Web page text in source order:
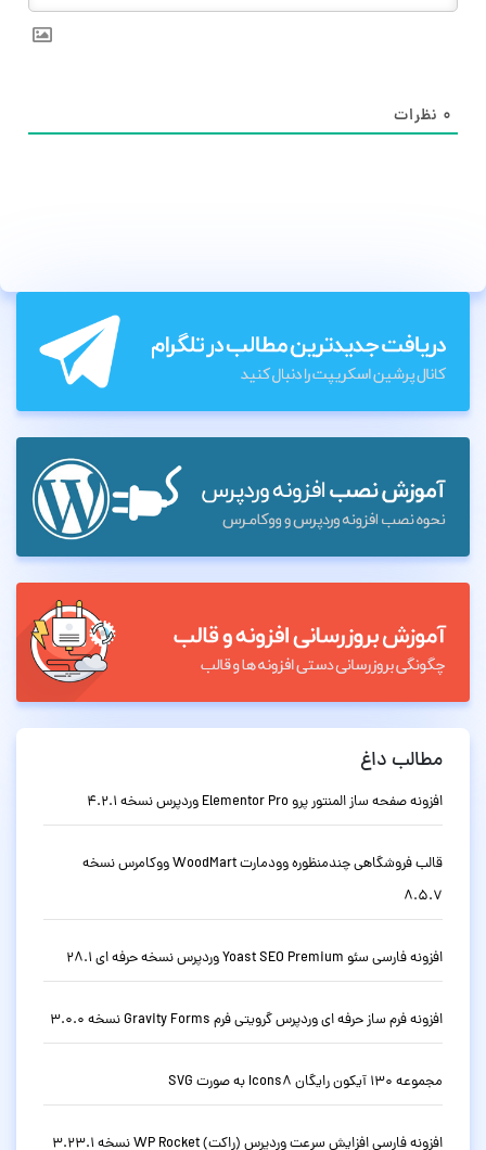
۰ نظرات
مطالب داغ
افزونه صفحه ساز المنتور پرو Elementor Pro وردپرس نسخه 4.2.1
قالب فروشگاهی چندمنظوره وودمارت WoodMart ووکامرس نسخه
8.5.7
افزونه فارسی سئو Yoast SEO Premium وردپرس نسخه حرفه ای 28.1
افزونه فرم ساز حرفه ای وردپرس گرویتی فرم Gravity Forms نسخه 3.0.0
مجموعه 130 آیکون رایگان Icons8 به صورت SVG
افزونه فارسی افزایش سرعت وردپرس (راکت) WP Rocket نسخه 3.23.1